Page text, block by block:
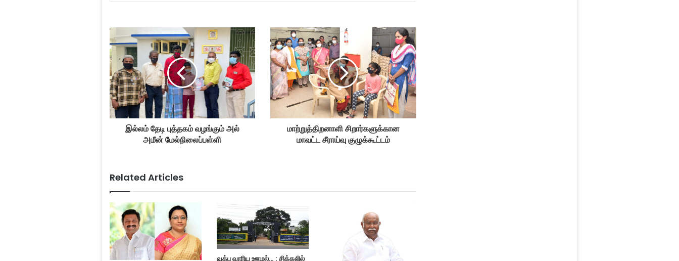
இல்லம் தேடி புத்தகம் வழங்கும் அல்
அமீன் மேல்நிலைப்பள்ளி
மாற்றுத்திறனாளி சிறார்களுக்கான
மாவட்ட சீராய்வு குழுக்கூட்டம்
Related Articles
வக்பு வாரிய ஊழல்… : சிக்கலில்